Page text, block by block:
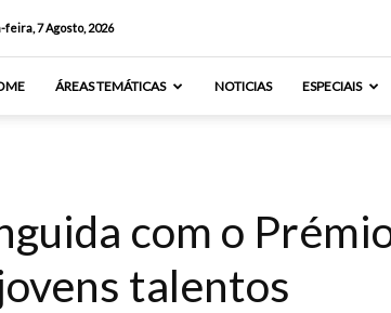
feira, 7 Agosto, 2026
ÁREAS TEMÁTICAS NOTICIAS ESPECIAIS
com o
talentos